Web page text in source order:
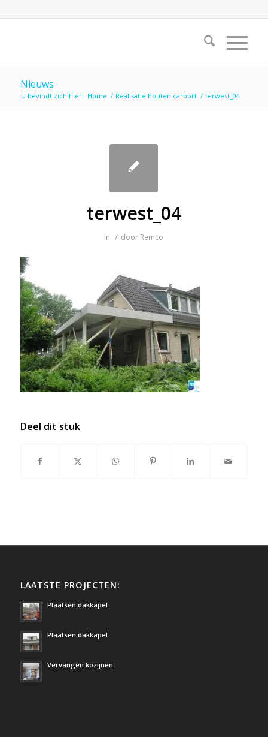
Nieuws
U bevindt zich hier: Home / Realisatie houten carport / terwest_04
terwest_04
in / door Remco
Deel dit stuk
LAATSTE PROJECTEN:
Plaatsen dakkapel
Plaatsen dakkapel
Vervangen kozijnen